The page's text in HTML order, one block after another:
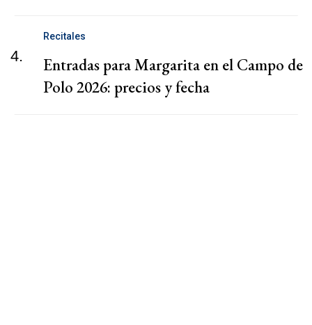
4.
Recitales
Entradas para Margarita en el Campo de
Polo 2026: precios y fecha